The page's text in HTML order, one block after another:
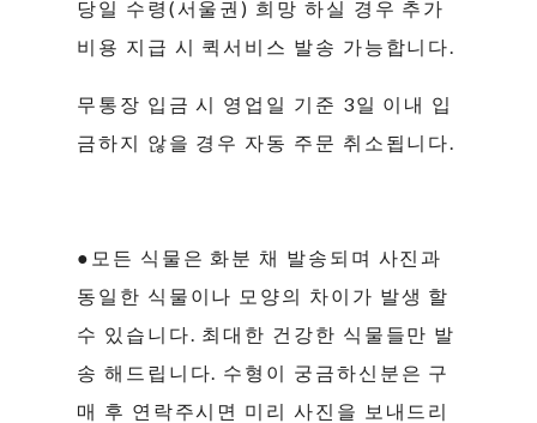
당일 수령(서울권) 희망 하실 경우 추가
비용 지급 시 퀵서비스 발송 가능합니다.
무통장 입금 시 영업일 기준 3일 이내 입
금하지 않을 경우 자동 주문 취소됩니다.
●모든 식물은 화분 채 발송되며 사진과
동일한 식물이나 모양의 차이가 발생 할
수 있습니다. 최대한 건강한 식물들만 발
송 해드립니다. 수형이 궁금하신분은 구
매 후 연락주시면 미리 사진을 보내드리